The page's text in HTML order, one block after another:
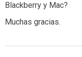
Blackberry y Mac?
Muchas gracias.